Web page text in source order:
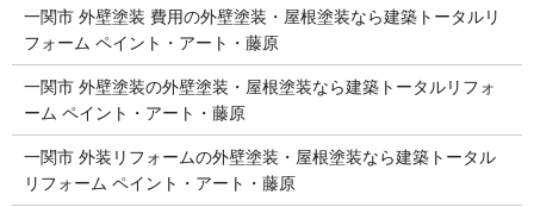
一関市 外壁塗装 費用の外壁塗装・屋根塗装なら建築トータルリ
フォーム ペイント・アート・藤原
一関市 外壁塗装の外壁塗装・屋根塗装なら建築トータルリフォ
ーム ペイント・アート・藤原
一関市 外装リフォームの外壁塗装・屋根塗装なら建築トータル
リフォーム ペイント・アート・藤原